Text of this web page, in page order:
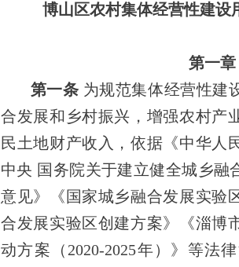
博山区农村集体经营性建设
第一章
第一条 为规范集体经营性建
合发展和乡村振兴，增强农村产
民土地财产收入，依据《中华人
中央 国务院关于建立健全城乡融
意见》《国家城乡融合发展实验
合发展实验区创建方案》《淄博
动方案（2020-2025年）》等法